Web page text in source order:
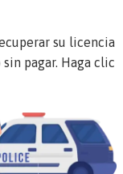
su licencia
pagar. Haga clic